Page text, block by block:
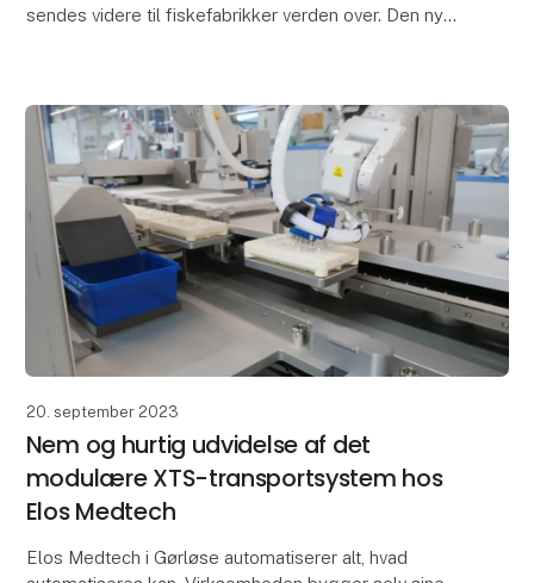
sendes videre til fiskefabrikker verden over. Den nye,
20. september 2023
Nem og hurtig udvidelse af det
modulære XTS-transportsystem hos
Elos Medtech
Elos Medtech i Gørløse automatiserer alt, hvad